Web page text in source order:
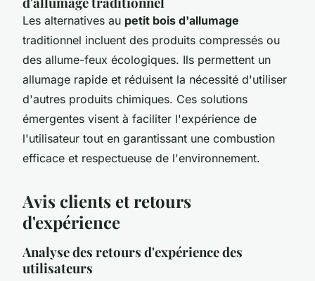
Les alternatives au petit bois d'allumage
traditionnel incluent des produits compressés ou
des allume-feux écologiques. Ils permettent un
allumage rapide et réduisent la nécessité d'utiliser
d'autres produits chimiques. Ces solutions
émergentes visent à faciliter l'expérience de
l'utilisateur tout en garantissant une combustion
efficace et respectueuse de l'environnement.
Avis clients et retours
d'expérience
Analyse des retours d'expérience des
utilisateurs